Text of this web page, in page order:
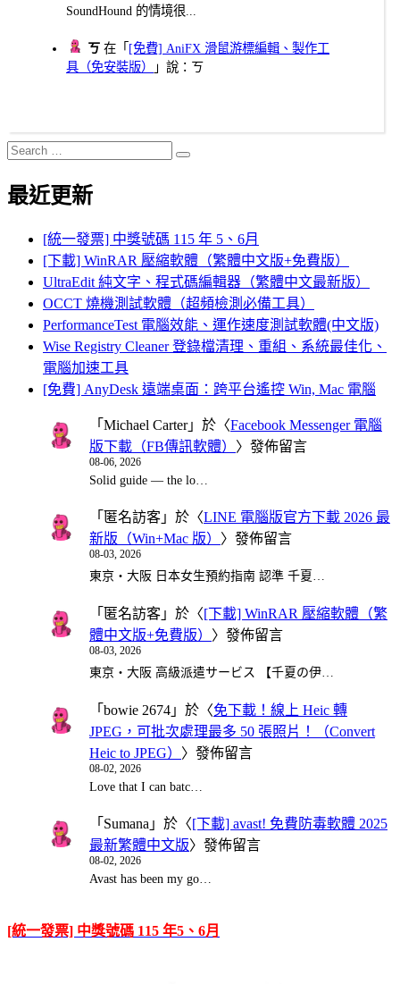
SoundHound 的情境很...
ㄎ 在「 [免費] AniFX 滑鼠游標編輯、製作工
具（免安裝版）
」說：ㄎ
Search
for:
Search
最近更新
[統一發票] 中獎號碼 115 年 5、6月
[下載] WinRAR 壓縮軟體（繁體中文版+免費版）
UltraEdit 純文字、程式碼編輯器（繁體中文最新版）
OCCT 燒機測試軟體（超頻檢測必備工具）
PerformanceTest 電腦效能、運作速度測試軟體(中文版)
Wise Registry Cleaner 登錄檔清理、重組、系統最佳化、
電腦加速工具
[免費] AnyDesk 遠端桌面：跨平台遙控 Win, Mac 電腦
「 Michael Carter」於〈Facebook Messenger 電腦
版下載（FB傳訊軟體） 〉發佈留言
08-06, 2026
Solid guide — the lo…
「 匿名訪客 」於〈LINE 電腦版官方下載 2026 最
新版（Win+Mac 版） 〉發佈留言
08-03, 2026
東京・大阪 日本女生預約指南 認準 千夏…
「 匿名訪客 」於〈[下載] WinRAR 壓縮軟體（繁
體中文版+免費版） 〉發佈留言
08-03, 2026
東京・大阪 高級派遣サービス 【千夏の伊…
「 bowie 2674 」於〈免下載！線上 Heic 轉
JPEG，可批次處理最多 50 張照片！（Convert
Heic to JPEG） 〉發佈留言
08-02, 2026
Love that I can batc…
「 Sumana 」於〈[下載] avast! 免費防毒軟體 2025
最新繁體中文版〉發佈留言
08-02, 2026
Avast has been my go…
[統一發票] 中獎號碼 115 年5、6月